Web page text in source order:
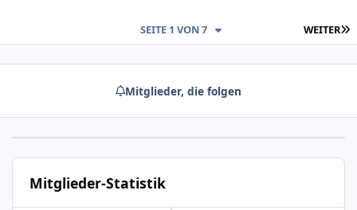
WEITER
SEITE 1 VON 7
Mitglieder, die folgen
Mitglieder-Statistik